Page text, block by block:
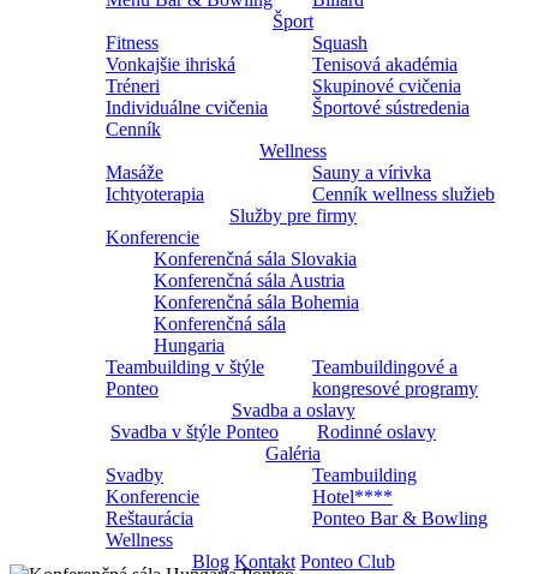
Šport
Fitness
Squash
Vonkajšie ihriská
Tenisová akadémia
Tréneri
Skupinové cvičenia
Individuálne cvičenia
Športové sústredenia
Cenník
Wellness
Masáže
Sauny a vírivka
Ichtyoterapia
Cenník wellness služieb
Služby pre firmy
Konferencie
Konferenčná sála Slovakia
Konferenčná sála Austria
Konferenčná sála Bohemia
Konferenčná sála
Hungaria
Teambuilding v štýle
Ponteo
Teambuildingové a
kongresové programy
Svadba a oslavy
Svadba v štýle Ponteo
Rodinné oslavy
Galéria
Svadby
Teambuilding
Konferencie
Hotel****
Reštaurácia
Ponteo Bar & Bowling
Wellness
Blog Kontakt Ponteo Club